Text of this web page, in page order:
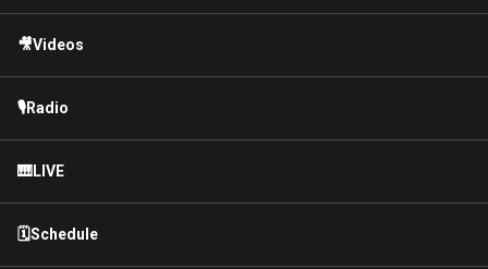
🎥Videos
🎙Radio
🎹LIVE
🗓Schedule